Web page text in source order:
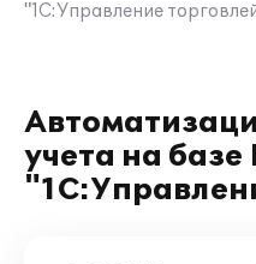
"1С:Управление
учета на